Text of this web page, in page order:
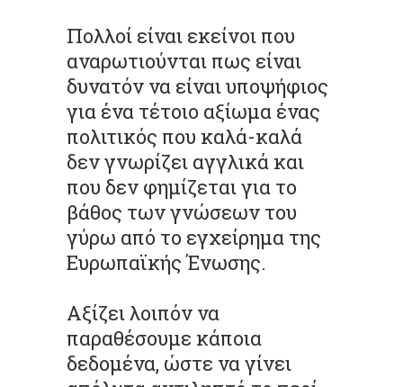
Πολλοί είναι εκείνοι που
αναρωτιούνται πως είναι
δυνατόν να είναι υποψήφιος
για ένα τέτοιο αξίωμα ένας
πολιτικός που καλά-καλά
δεν γνωρίζει αγγλικά και
που δεν φημίζεται για το
βάθος των γνώσεων του
γύρω από το εγχείρημα της
Ευρωπαϊκής Ένωσης.
Αξίζει λοιπόν να
παραθέσουμε κάποια
δεδομένα, ώστε να γίνει